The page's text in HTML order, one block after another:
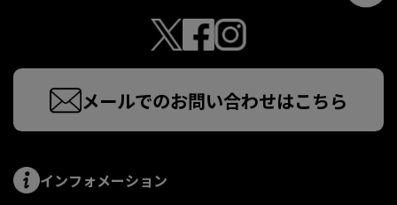
メールでのお問い合わせはこちら
インフォメーション